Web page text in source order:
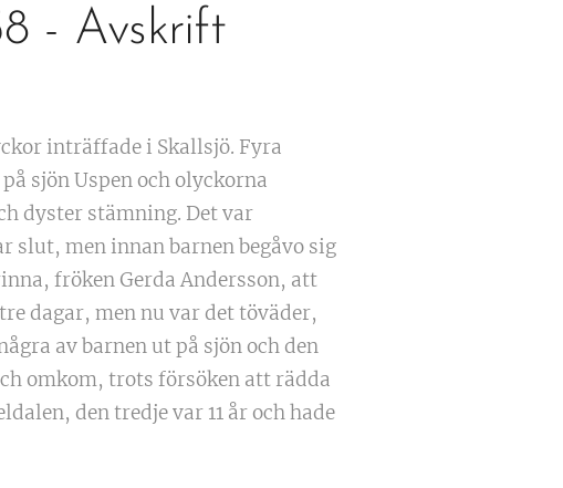
- Avskrift
inträffade i Skallsjö. Fyra
sjön Uspen och olyckorna
dyster stämning. Det var
slut, men innan barnen begåvo sig
fröken Gerda Andersson, att
dagar, men nu var det töväder,
av barnen ut på sjön och den
omkom, trots försöken att rädda
den tredje var 11 år och hade